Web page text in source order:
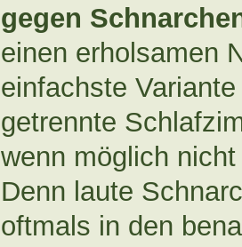
gegen
einen erholsamen
einfachste
getrennte
wenn möglich
Denn laute
oftmals in den